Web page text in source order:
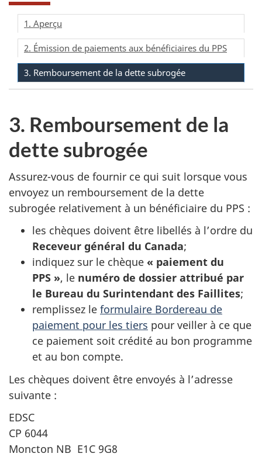
1. Aperçu
2. Émission de paiements aux bénéficiaires du PPS
3. Remboursement de la dette subrogée
3. Remboursement de la
dette subrogée
Assurez-vous de fournir ce qui suit lorsque vous
envoyez un remboursement de la dette
subrogée relativement à un bénéficiaire du PPS :
les chèques doivent être libellés à l’ordre du
Receveur général du Canada;
indiquez sur le chèque « paiement du
PPS », le numéro de dossier attribué par
le Bureau du Surintendant des Faillites;
remplissez le formulaire Bordereau de
paiement pour les tiers pour veiller à ce que
ce paiement soit crédité au bon programme
et au bon compte.
Les chèques doivent être envoyés à l’adresse
suivante :
EDSC
CP 6044
Moncton NB E1C 9G8